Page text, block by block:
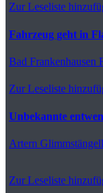
Zur Leseliste
Fahrzeug geht in
Bad Frankenhausen
Zur Leseliste
Unbekannte
Artern
Zur Leseliste